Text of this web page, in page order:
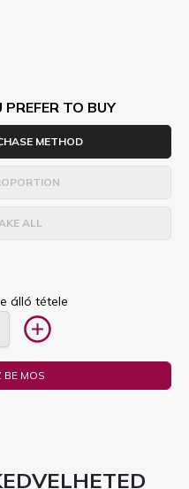
TO BUY
METHOD
ALL
álló tétele
BE MOS